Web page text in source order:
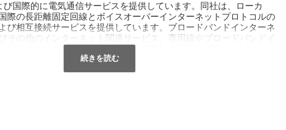
び国際的に電気通信サービスを提供しています。同社は、ローカ
際の長距離固定回線とボイスオーバーインターネットプロトコルの
び相互接続サービスを提供しています。ブロードバンドインターネ
その他のインターネット関連サービス。専用線やブロードバンドイ
どのデータ通信サービス。また、IPTV、衛星TV、TVホームショッ
配信、情報通信技術プラットフォームコンサルティング、デジタル
ロード、オンライン広告などのメディアおよびコンテンツサービス